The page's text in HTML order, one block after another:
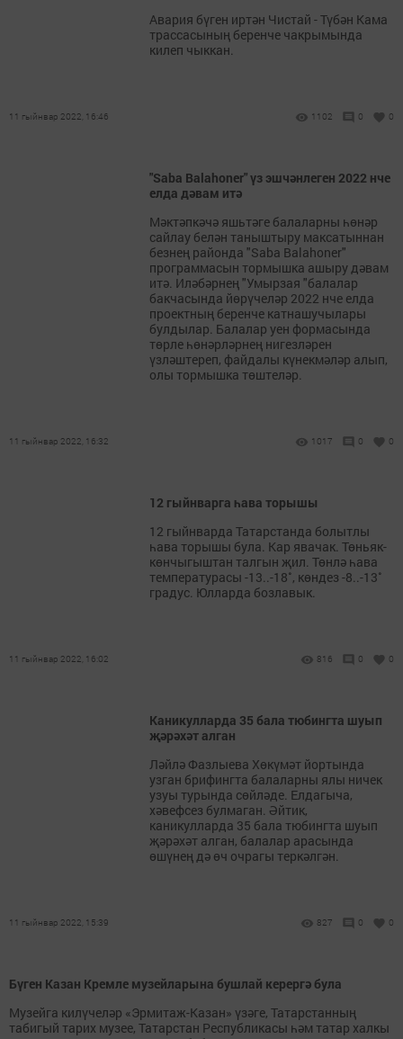
Авария бүген иртән Чистай - Түбән Кама
трассасының беренче чакрымында
килеп чыккан.
11 гыйнвар 2022, 16:46 1102 0 0
"Saba Balahoner" үз эшчәнлеген 2022 нче
елда дәвам итә
Мәктәпкәчә яшьтәге балаларны һөнәр
сайлау белән таныштыру максатыннан
безнең районда "Saba Balahoner"
программасын тормышка ашыру дәвам
итә. Иләбәрнең "Умырзая "балалар
бакчасында йөрүчеләр 2022 нче елда
проектның беренче катнашучылары
булдылар. Балалар уен формасында
төрле һөнәрләрнең нигезләрен
үзләштереп, файдалы күнекмәләр алып,
олы тормышка төштеләр.
11 гыйнвар 2022, 16:32 1017 0 0
12 гыйнварга һава торышы
12 гыйнварда Татарстанда болытлы
һава торышы була. Кар явачак. Төньяк-
көнчыгыштан талгын җил. Төнлә һава
температурасы -13..-18˚, көндез -8..-13˚
градус. Юлларда бозлавык.
11 гыйнвар 2022, 16:02 816 0 0
Каникулларда 35 бала тюбингта шуып
җәрәхәт алган
Ләйлә Фазлыева Хөкүмәт йортында
узган брифингта балаларны ялы ничек
узуы турында сөйләде. Елдагыча,
хәвефсез булмаган. Әйтик,
каникулларда 35 бала тюбингта шуып
җәрәхәт алган, балалар арасында
өшүнең дә өч очрагы теркәлгән.
11 гыйнвар 2022, 15:39 827 0 0
Бүген Казан Кремле музейларына бушлай керергә була
Музейга килүчеләр «Эрмитаж-Казан» үзәге, Татарстанның
табигый тарих музее, Татарстан Республикасы һәм татар халкы